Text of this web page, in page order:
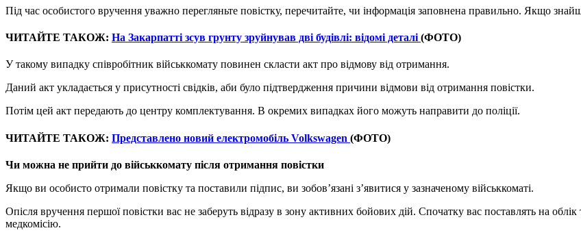
Під час особистого вручення уважно перегляньте повістку, перечитайте, чи інформація заповнена правильно. Якщо
ЧИТАЙТЕ ТАКОЖ: На Закарпатті зсув грунту зруйнував дві будівлі: відомі деталі (ФОТО)
У такому випадку співробітник військкомату повинен скласти акт про відмову від отримання.
Даний акт укладається у присутності свідків, аби було підтвердження причини відмови від отримання повістки.
Потім цей акт передають до центру комплектування. В окремих випадках його можуть направити до поліції.
ЧИТАЙТЕ ТАКОЖ: Представлено новий електромобіль Volkswagen (ФОТО)
Чи можна не прийти до військкомату після отримання повістки
Якщо ви особисто отримали повістку та поставили підпис, ви зобов’язані з’явитися у зазначеному військкоматі.
Опісля вручення першої повістки вас не заберуть відразу в зону активних бойових дій. Спочатку вас поставлять на
медкомісію.